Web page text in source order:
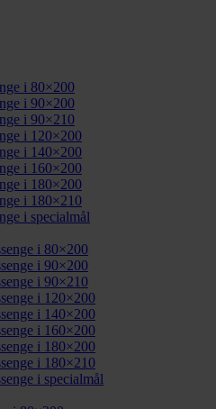
i 80×200
i 90×200
i 90×210
i 120×200
i 140×200
i 160×200
i 180×200
i 180×210
i specialmål
i 80×200
i 90×200
i 90×210
i 120×200
i 140×200
i 160×200
i 180×200
i 180×210
i specialmål